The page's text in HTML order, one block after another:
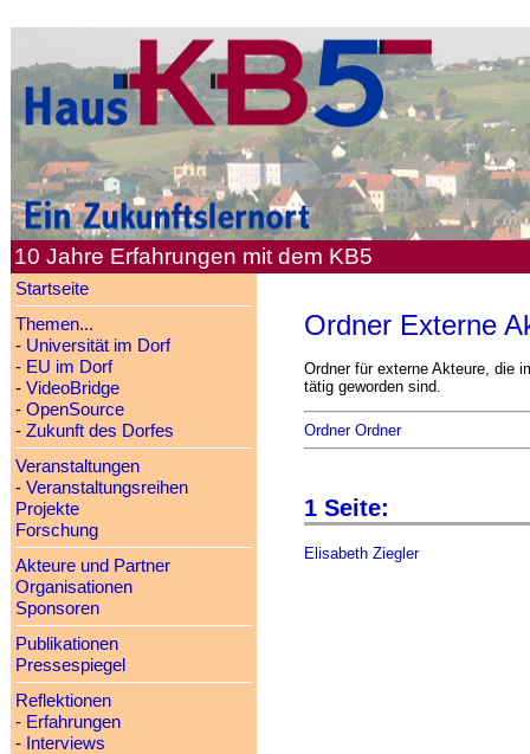
10 Jahre Erfahrungen mit dem KB5
Startseite
Themen...
- Universität im Dorf
- EU im Dorf
- VideoBridge
- OpenSource
- Zukunft des Dorfes
Veranstaltungen
- Veranstaltungsreihen
Projekte
Forschung
Akteure und Partner
Organisationen
Sponsoren
Publikationen
Pressespiegel
Reflektionen
- Erfahrungen
- Interviews
Ordner Externe
Ordner für externe Akteure, die
tätig geworden sind.
Ordner Ordner
1 Seite:
Elisabeth Ziegler